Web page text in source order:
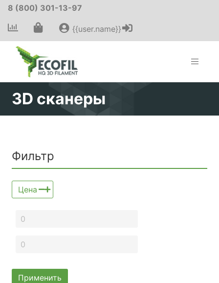
8 (800) 301-13-97
{{user.name}}
3D сканеры
Фильтр
Цена
Применить